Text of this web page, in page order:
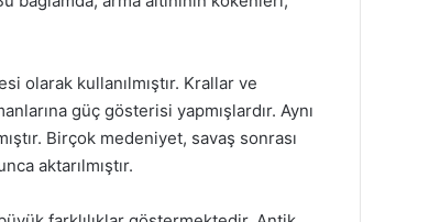
olarak kullanılmıştır. Krallar ve
güç gösterisi yapmışlardır. Aynı
Birçok medeniyet, savaş sonrası
aktarılmıştır.